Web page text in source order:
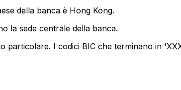
della banca è Hong Kong.
la sede centrale della banca.
particolare. I codici BIC che terminano in